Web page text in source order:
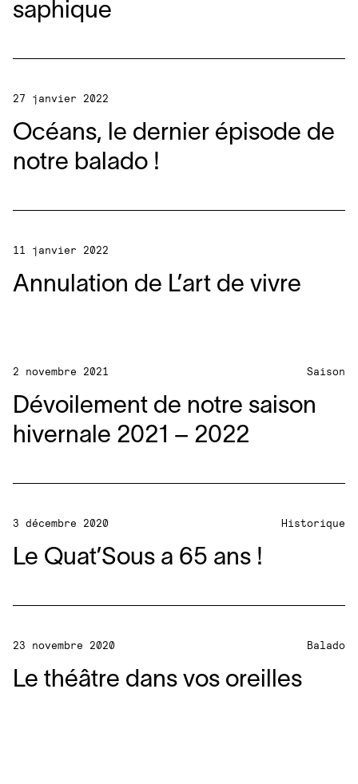
saphique
27 janvier 2022
Océans, le dernier épisode de
notre balado !
11 janvier 2022
Annulation de L’art de vivre
2 novembre 2021 Saison
Dévoilement de notre saison
hivernale 2021 – 2022
3 décembre 2020 Historique
Le Quat’Sous a 65 ans !
23 novembre 2020 Balado
Le théâtre dans vos oreilles